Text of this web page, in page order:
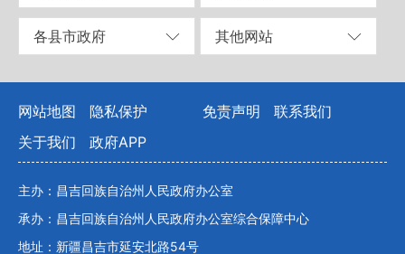
各县市政府 其他网站
网站地图 隐私保护 免责声明
联系我们
关于我们
政府APP
主办：昌吉回族自治州人民政府办公室
承办：昌吉回族自治州人民政府办公室综合保障中心
地址：新疆昌吉市延安北路54号